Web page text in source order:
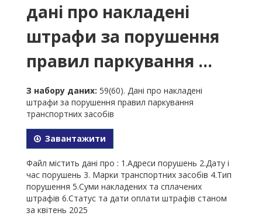
дані про накладені
штрафи за порушення
правил паркування ...
З набору даних: 59(60). Дані про накладені
штрафи за порушення правил паркування
транспортних засобів
Завантажити
Файл містить дані про : 1.Адреси порушень 2.Дату і
час порушень 3. Марки транспортних засобів 4.Тип
порушення 5.Суми накладених та сплачених
штрафів 6.Статус та дати оплати штрафів станом
за квітень 2025